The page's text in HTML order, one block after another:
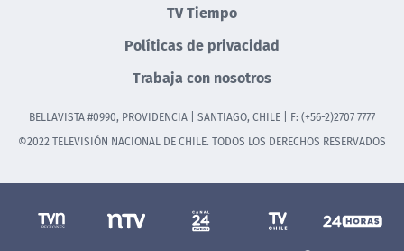
TV Tiempo
Políticas de privacidad
Trabaja con nosotros
BELLAVISTA #0990, PROVIDENCIA | SANTIAGO, CHILE | F: (+56-2)2707 7777
©2022 TELEVISIÓN NACIONAL DE CHILE. TODOS LOS DERECHOS RESERVADOS